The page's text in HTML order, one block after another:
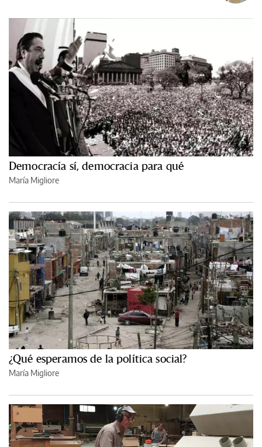
Democracía sí, democracia para qué
María Migliore
¿Qué esperamos de la política social?
María Migliore